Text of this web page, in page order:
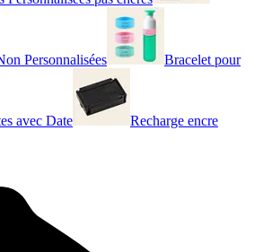
Personnalisées Bracelet pour
avec Date
Recharge encre